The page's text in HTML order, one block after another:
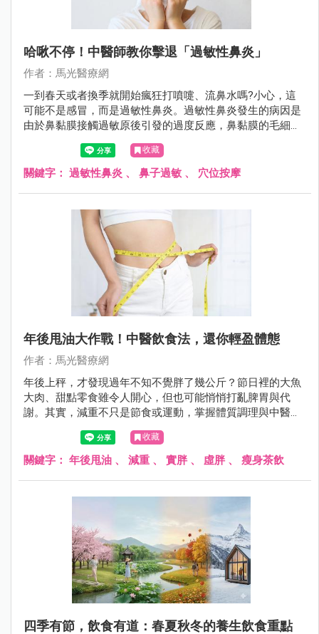
哈啾不停！中醫師教你擊退「過敏性鼻炎」
作者：馬光醫療網
一到春天或者換季就開始瘋狂打噴嚏、流鼻水嗎?小心，這
可能不是感冒，而是過敏性鼻炎。過敏性鼻炎發生的病因是
由於鼻黏膜接觸過敏原後引發的過度反應，鼻黏膜的毛細血
管擴張、滲透性增加，導致水腫。
收藏
關鍵字： 過敏性鼻炎 、 鼻子過敏 、 穴位按摩
年後甩油大作戰！中醫飲食法，還你輕盈體態
作者：馬光醫療網
年後上秤，才發現過年不知不覺胖了幾公斤？節日裡的大魚
大肉、甜點零食雖令人開心，但也可能悄悄打亂脾胃與代
謝。其實，減重不只是節食或運動，掌握體質調理與中醫智
慧，同樣能讓身體輕盈、健康回歸。跟著醫師，一起學習年
後甩油的中醫妙招，從飲食、茶飲到穴位按摩，逐步恢復身
體平衡，輕盈自然到來！
收藏
關鍵字： 年後甩油 、 減重 、 實胖、 虛胖、 瘦身茶飲
四季有節，飲食有道：春夏秋冬的養生飲食重點